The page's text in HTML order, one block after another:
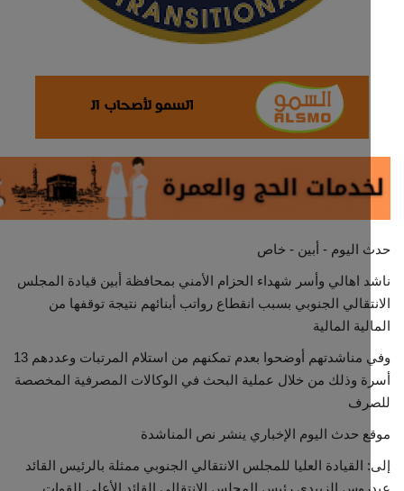
منصة حرة
تكنولوجيا وسيارات
مجتمع مدني
اليوم - أبين - خاص
اهالي وأسر شهداء الحزام الأمني بمحافظة أبين قيادة المجلس
الجنوبي بسبب انقطاع رواتب أبنائهم نتيجة توقفها من
المالية
وفي مناشدتهم أوضحوا بعدم تمكنهم من استلام المرتبات وعددهم 13
وذلك من خلال عملية البحث في الوكالات المصرفية المخصصة
حدث اليوم الإخباري ينشر نص المناشدة
القيادة العليا للمجلس الانتقالي الجنوبي ممثلة بالرئيس القائد
الزبيدي رئيس المجلس الانتقالي القائد الأعلى للقوات